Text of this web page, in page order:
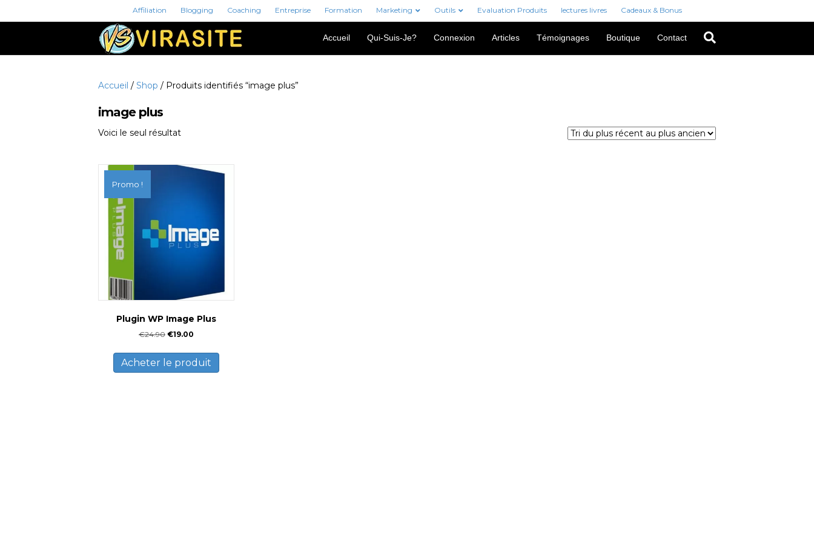
Affiliation Blogging Coaching Entreprise Formation Marketing Outils Evaluation Produits lectures livres Cadeaux & Bonus
Accueil Qui-Suis-Je? Connexion Articles Témoignages Boutique Contact
Accueil / Shop / Produits identifiés “image plus”
image plus
Voici le seul résultat
Promo !
Plugin WP Image Plus
€24.90 Le
initial
était :
€24.90.
€19.00Le
actuel
est :
€19.00.
Acheter le produit